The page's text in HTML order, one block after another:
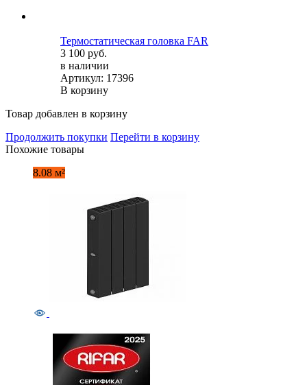
Термостатическая головка FAR
3 100 руб.
в наличии
Артикул: 17396
В корзину
Товар добавлен в корзину
Продолжить покупки Перейти в корзину
Похожие товары
8.08 м²